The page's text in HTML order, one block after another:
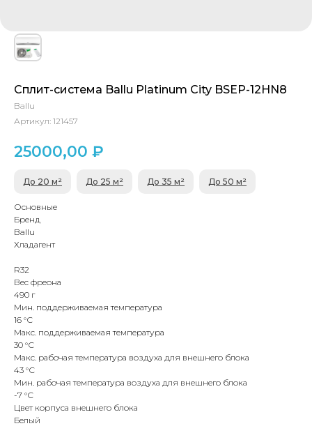
Сплит-система Ballu Platinum City BSEP-12HN8
Ballu
Артикул: 121457
25000,00 ₽
До 20 м² До 25 м² До 35 м² До 50 м²
Основные
Бренд
Ballu
Хладагент
R32
Вес фреона
490 г
Мин. поддерживаемая температура
16 °С
Макс. поддерживаемая температура
30 °С
Макс. рабочая температура воздуха для внешнего блока
43 °С
Мин. рабочая температура воздуха для внешнего блока
-7 °С
Цвет корпуса внешнего блока
Белый